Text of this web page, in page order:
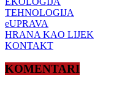
TEHNOLOGIJA
eUPRAVA
HRANA KAO LIJEK
KONTAKT
KOMENTARI